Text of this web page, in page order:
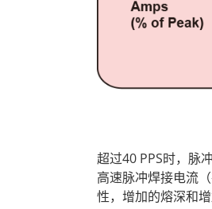
超过40 PPS时，脉
高速脉冲焊接电流
性，增加的熔深和增